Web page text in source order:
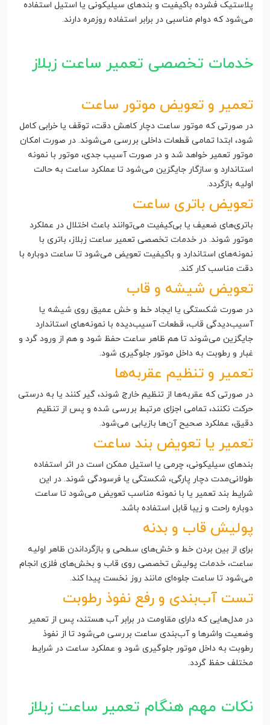
پلاستیک فشرده باکیفیت و بندهای سیلیکونی یا استیل استفاده
می‌شود که دوام مناسبی در برابر استفاده روزمره دارند.
خدمات تخصصی تعمیر ساعت زبلاز
تعمیر و تعویض موتور ساعت
در صورتی که موتور ساعت دچار کاهش دقت، توقف یا خرابی کامل
شود، ابتدا تمامی قطعات داخلی بررسی می‌شوند. در صورت امکان
موتور تعمیر خواهد شد و در صورت آسیب جدی، موتور با نمونه
استاندارد و سازگار جایگزین می‌شود تا عملکرد ساعت به حالت
اولیه بازگردد.
تعویض باتری ساعت
باتری‌های ضعیف یا بی‌کیفیت می‌توانند باعث اختلال در عملکرد
موتور شوند. در خدمات تخصصی تعمیر ساعت زبلاز، باتری با
نمونه‌های استاندارد و باکیفیت تعویض می‌شود تا ساعت دوباره با
دقت مناسب کار کند.
تعویض شیشه و قاب
در صورت شکستگی یا ایجاد خط و خش عمیق روی شیشه یا
آسیب‌دیدگی قاب، قطعات آسیب‌دیده با نمونه‌های استاندارد
جایگزین می‌شوند تا هم ظاهر ساعت حفظ شود و هم از ورود گرد و
غبار و رطوبت به داخل موتور جلوگیری شود.
تعمیر و تنظیم عقربه‌ها
در صورتی که عقربه‌ها از تنظیم خارج شوند، گیر کنند یا به درستی
حرکت نکنند، تمامی اجزای مرتبط بررسی شده و پس از تنظیم
دقیق، عملکرد صحیح آن‌ها بازیابی می‌شود.
تعمیر یا تعویض بند ساعت
بندهای سیلیکونی، چرمی یا استیل ممکن است در اثر استفاده
طولانی‌مدت دچار پارگی، شکستگی یا فرسودگی شوند. در این
شرایط بند تعمیر یا با نمونه مناسب تعویض می‌شود تا ساعت
دوباره راحت و زیبا قابل استفاده باشد.
پولیش قاب و بدنه
برای از بین بردن خط و خش‌های سطحی و بازگرداندن ظاهر اولیه
ساعت، خدمات پولیش تخصصی روی قاب و بخش‌های فلزی انجام
می‌شود تا ساعت جلوه‌ای مانند روز نخست پیدا کند.
تست آب‌بندی و رفع نفوذ رطوبت
در مدل‌هایی که دارای مقاومت در برابر آب هستند، پس از تعمیر
وضعیت واشرها و آب‌بندی ساعت بررسی می‌شود تا از نفوذ
رطوبت به داخل موتور جلوگیری شود و عملکرد ساعت در شرایط
مختلف حفظ گردد.
نکات مهم هنگام تعمیر ساعت زبلاز